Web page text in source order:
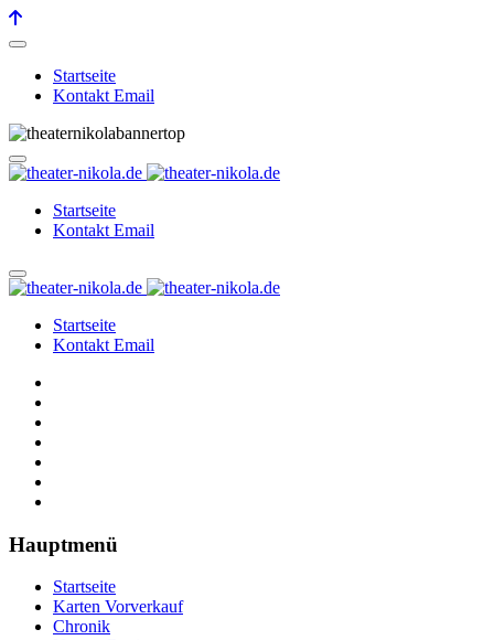
Startseite
Kontakt Email
Startseite
Kontakt Email
Startseite
Kontakt Email
Hauptmenü
Startseite
Karten Vorverkauf
Chronik